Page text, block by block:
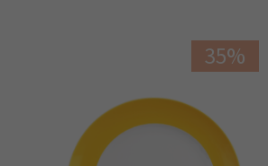
35%